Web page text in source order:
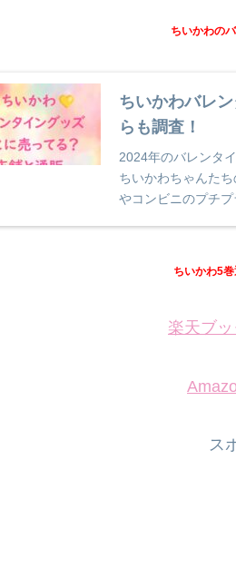
ちいかわの
ちいかわバレ
らも調査！
2024年のバレンタ
ちいかわちゃんた
やコンビニのプチ
ちいかわ5
楽天ブッ
ス